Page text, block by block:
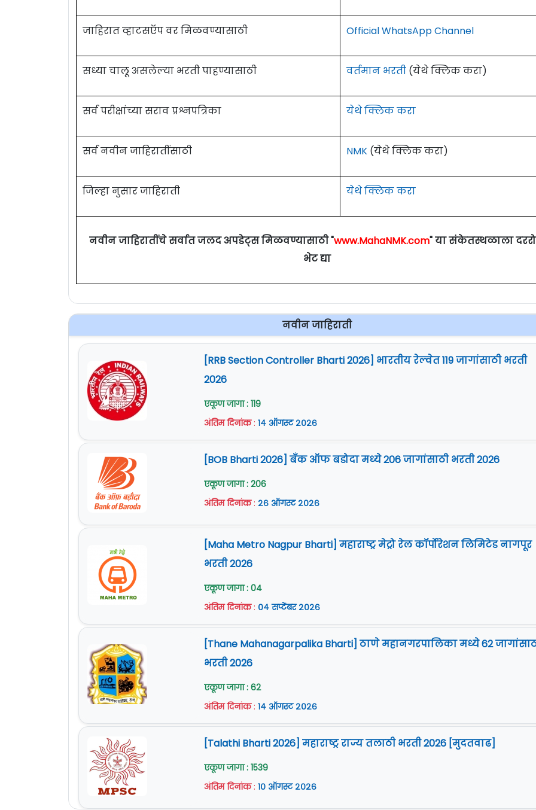
जाहिरात व्हाटसऍप वर मिळवण्यासाठी Official WhatsApp Channel
सध्या चालू असलेल्या भरती पाहण्यासाठी वर्तमान भरती (येथे क्लिक करा)
सर्व परीक्षांच्या सराव प्रश्नपत्रिका येथे क्लिक करा
सर्व नवीन जाहिरातींसाठी NMK (येथे क्लिक करा)
जिल्हा नुसार जाहिराती येथे क्लिक करा
नवीन जाहिरातींचे सर्वात जलद अपडेट्स मिळवण्यासाठी "www.MahaNMK.com" या संकेतस्थळाला
भेट द्या
नवीन जाहिराती
[RRB Section Controller Bharti 2026] भारतीय रेल्वेत 119 जागांसाठी भरती
2026
एकूण जागा : 119
अंतिम दिनांक: १४ ऑगस्ट २०२६
[BOB Bharti 2026] बँक ऑफ बडोदा मध्ये 206 जागांसाठी भरती 2026
एकूण जागा : 206
अंतिम दिनांक: २६ ऑगस्ट २०२६
[Maha Metro Nagpur Bharti] महाराष्ट्र मेट्रो रेल कॉर्पोरेशन लिमिटेड नागपूर
भरती 2026
एकूण जागा : 04
अंतिम दिनांक: ०४ सप्टेंबर २०२६
[Thane Mahanagarpalika Bharti] ठाणे महानगरपालिका मध्ये 62
भरती 2026
एकूण जागा : 62
अंतिम दिनांक: १४ ऑगस्ट २०२६
[Talathi Bharti 2026] महाराष्ट्र राज्य तलाठी भरती 2026 [मुदतवाढ]
एकूण जागा : 1539
अंतिम दिनांक: १० ऑगस्ट २०२६